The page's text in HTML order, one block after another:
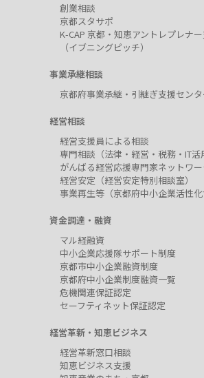
創業相談
京都スタサポ
K-CAP 京都・知恵アントレプレナ
（イブニングピッチ）
事業承継相談
京都府事業承継・引継ぎ支援セン
経営相談
経営支援員による相談
専門相談（法律・経営・税務・IT活
がんばる経営応援専門家ネットワー
経営安定（経営安定特別相談室）
事業再生等（京都府中小企業活性化
資金調達・融資
マル経融資
中小企業応援隊サポート制度
京都市中小企業融資制度
京都府中小企業制度融資一覧
危機関連保証認定
セーフティネット保証認定
経営革新・知恵ビジネス
経営革新窓口相談
知恵ビジネス支援